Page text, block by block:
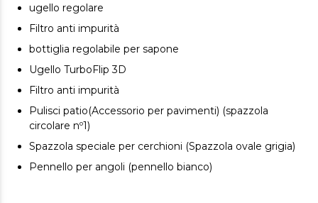
ugello regolare
Filtro anti impurità
bottiglia regolabile per sapone
Ugello TurboFlip 3D
Filtro anti impurità
Pulisci patio(Accessorio per pavimenti) (spazzola
circolare nº1)
Spazzola speciale per cerchioni (Spazzola ovale grigia)
Pennello per angoli (pennello bianco)